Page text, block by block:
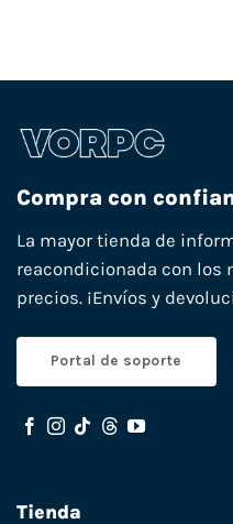
Compra con
La mayor tienda de
reacondicionada con los
precios. ¡Envíos y
Portal de soporte
Tienda